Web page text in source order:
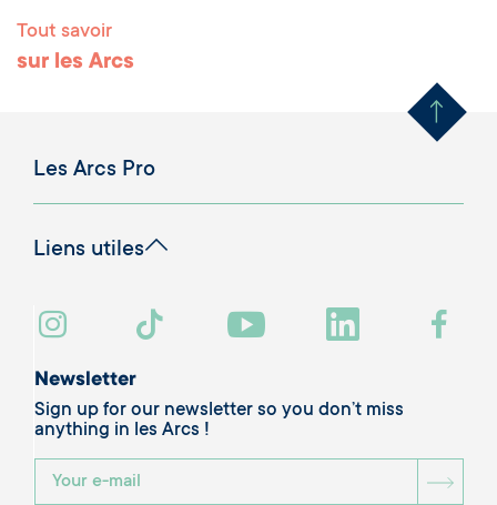
Tout savoir
sur les Arcs Remonter
Les Arcs Pro
Liens utiles
Newsletter
Sign up for our newsletter so you don’t miss
anything in les Arcs !